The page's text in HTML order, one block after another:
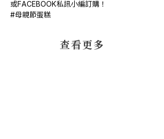
或FACEBOOK私訊小編訂購！
#母親節蛋糕
​查看更多